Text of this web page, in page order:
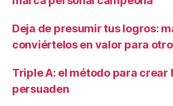
Deja de presumir tus logros:
conviértelos en valor para
Triple A: el método para crear
persuaden